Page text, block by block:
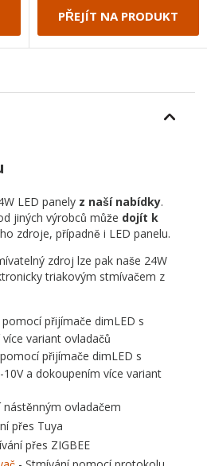
PŘEJÍT NA PRODUKT
LED panely z naší nabídky.
jiných výrobců může dojít k
zdroje, případně i LED panelu.
zdroj lze pak naše 24W
triakovým stmívačem z
přijímače dimLED s
variant ovladačů
přijímače dimLED s
a dokoupením více variant
nástěnným ovladačem
přes Tuya
přes ZIGBEE